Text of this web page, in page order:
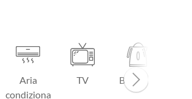
Aria
condiziona
TV Bollitore